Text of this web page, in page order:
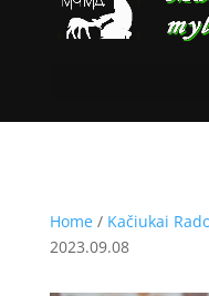
Home/ Kačiukai
2023.09.08